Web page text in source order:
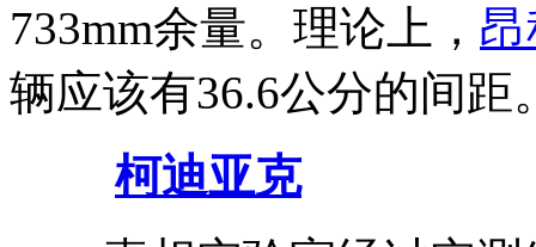
733mm余量。理论上，
辆应该有36.6公分的间距
柯迪亚克